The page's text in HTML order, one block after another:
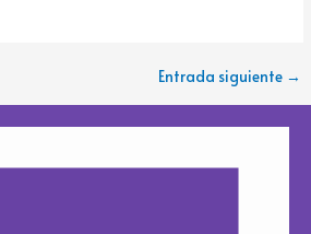
Entrada siguiente →